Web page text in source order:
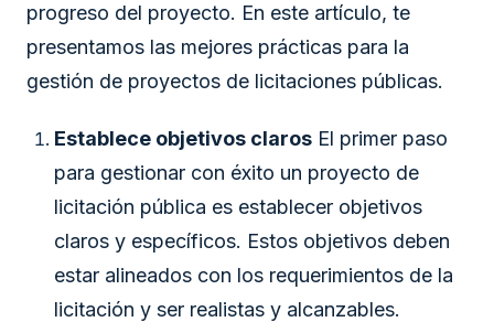
progreso del proyecto. En este artículo, te
presentamos las mejores prácticas para la
gestión de proyectos de licitaciones públicas.
Establece objetivos claros El primer paso
para gestionar con éxito un proyecto de
licitación pública es establecer objetivos
claros y específicos. Estos objetivos deben
estar alineados con los requerimientos de la
licitación y ser realistas y alcanzables.